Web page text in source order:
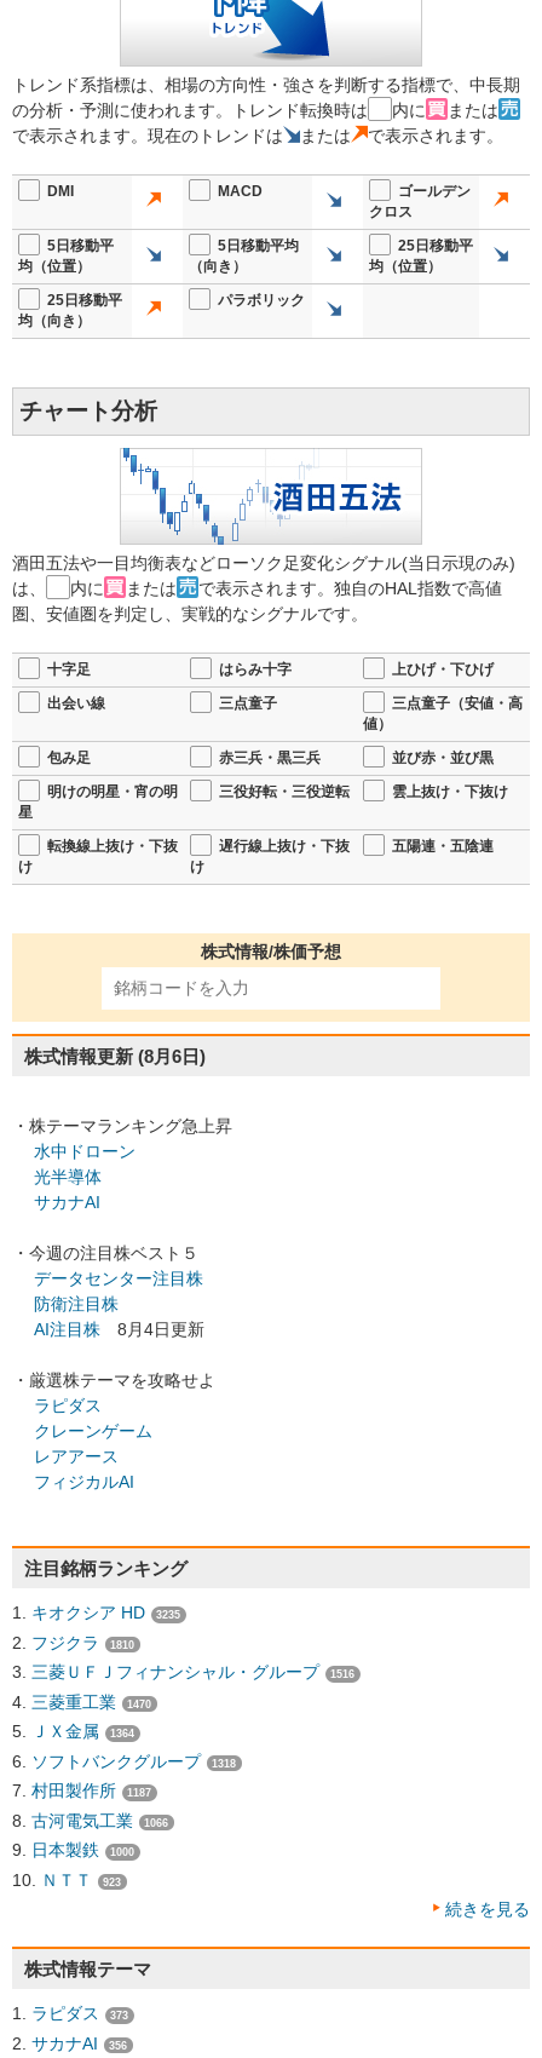
トレンド系指標は、相場の方向性・強さを判断する指標で、中長期
の分析・予測に使われます。トレンド転換時は
内に
または
で表示されます。現在のトレンドは
または で表示されます。
DMI MACD
ゴールデン
クロス
5日移動平
均（位置）
5日移動平均
（向き）
25日移動平
均（位置）
25日移動平
均（向き）
パラボリック
チャート分析
酒田五法や一目均衡表などローソク足変化シグナル(当日示現のみ)
は、
内に または
で表示されます。独自のHAL指数で高値
圏、安値圏を判定し、実戦的なシグナルです。
十字足 はらみ十字
上ひげ・下ひげ
出会い線
三点童子
三点童子（安値・高
値）
包み足
赤三兵・黒三兵
並び赤・並び黒
明けの明星・宵の明
星
三役好転・三役逆転 雲上抜け・下抜け
転換線上抜け・下抜
け
遅行線上抜け・下抜
け
五陽連・五陰連
株式情報/株価予想
株式情報更新 (8月6日)
・株テーマランキング急上昇
水中ドローン
光半導体
サカナAI
・今週の注目株ベスト５
データセンター注目株
防衛注目株
AI注目株 8月4日更新
・厳選株テーマを攻略せよ
ラピダス
クレーンゲーム
レアアース
フィジカルAI
注目銘柄ランキング
キオクシア HD 3235
フジクラ 1810
三菱ＵＦＪフィナンシャル・グループ 1516
三菱重工業 1470
ＪＸ金属 1364
ソフトバンクグループ 1318
村田製作所 1187
古河電気工業 1066
日本製鉄 1000
ＮＴＴ 923
続きを見る
株式情報テーマ
ラピダス 373
サカナAI 356